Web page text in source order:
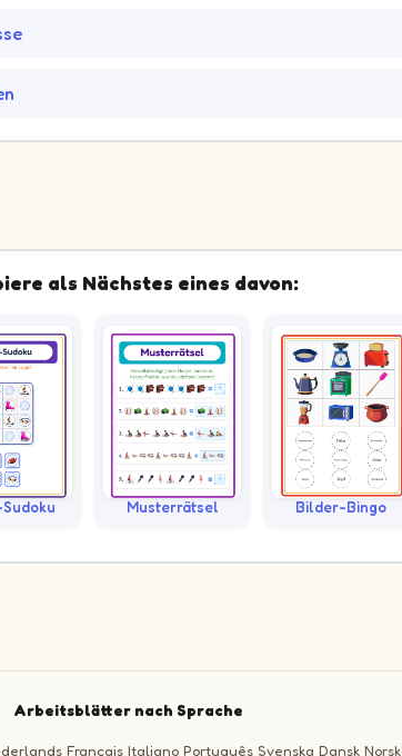
als Nächstes eines davon:
Musterrätsel Bilder-Bingo
Arbeitsblätter nach Sprache
Français Italiano Português Svenska Dansk Norsk